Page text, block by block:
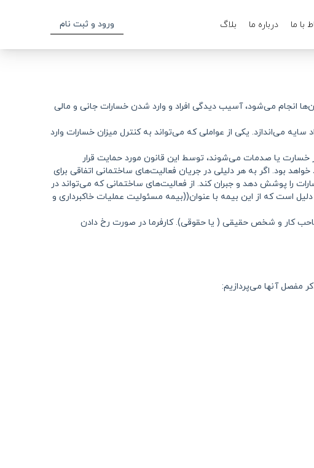
با ما درباره ما بلاگ ورود و ثبت نام
انجام می‌شود، آسیب دیدگی افراد و وارد شدن خسارات جانی و مالی
می‌اندازد. یکی از عواملی که می‌تواند به کنترل میزان خسارات وارد
یا صدمات می‌شوند، توسط این قانون مورد حمایت قرار
بود. اگر به هر دلیلی در جریان فعالیت‌های ساختمانی اتفاقی برای
را پوشش دهد و جبران کند. از فعالیت‌های ساختمانی که می‌تواند در
است که از این بیمه با عنوان((بیمه مسئولیت عملیات خاکبرداری و
کار و شخص حقیقی ( یا حقوقی). کارفرما در صورت رخ دادن
مفصل آنها می‌پردازیم: